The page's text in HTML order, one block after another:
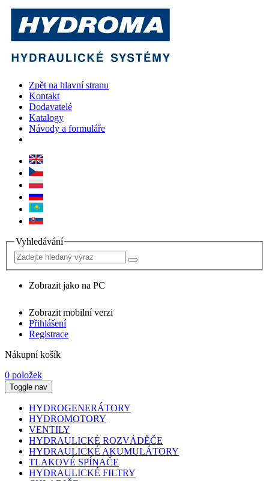
Zpět na hlavní stranu
Kontakt
Dodavatelé
Katalogy
Návody a formuláře
Vyhledávání
Zobrazit jako na PC
Zobrazit mobilní verzi
Přihlášení
Registrace
Nákupní košík
0 položek
Toggle nav
HYDROGENERÁTORY
HYDROMOTORY
VENTILY
HYDRAULICKÉ ROZVÁDĚČE
HYDRAULICKÉ AKUMULÁTORY
TLAKOVÉ SPÍNAČE
HYDRAULICKÉ FILTRY